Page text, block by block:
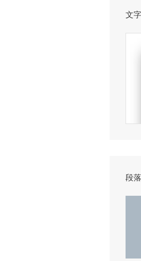
文
段